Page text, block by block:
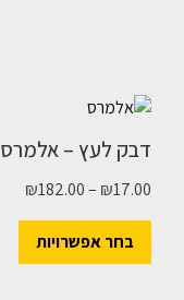
דבק לעץ – אלמרס
₪17.00
–
₪182.00
בחר אפשרויות